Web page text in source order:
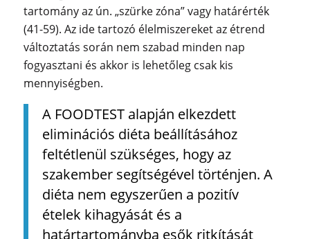
tartomány az ún. „szürke zóna” vagy határérték
(41-59). Az ide tartozó élelmiszereket az étrend
változtatás során nem szabad minden nap
fogyasztani és akkor is lehetőleg csak kis
mennyiségben.
A FOODTEST alapján elkezdett
eliminációs diéta beállításához
feltétlenül szükséges, hogy az
szakember segítségével történjen. A
diéta nem egyszerűen a pozitív
ételek kihagyását és a
határtartományba esők ritkítását